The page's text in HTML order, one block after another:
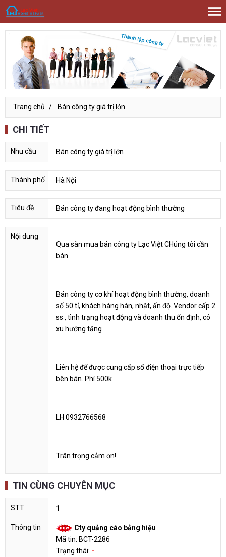
Trang chủ Bán công ty giá trị lớn
CHI TIẾT
Bán công ty giá trị lớn
Hà Nội
Bán công ty đang hoạt động bình thường
Qua sàn mua bán công ty Lạc Việt CHúng tôi cần
bán
Bán công ty cơ khí hoạt động bình thường, doanh
số 50 tỉ, khách hàng hàn, nhật, ấn độ. Vendor cấp 2
ss , tình trạng hoạt động và doanh thu ổn định, có
xu hướng tăng
Liên hệ để được cung cấp số điện thoại trực tiếp
bên bán. Phí 500k
LH 0932766568
Trân trọng cảm ơn!
TIN CÙNG CHUYÊN MỤC
1
Cty quảng cáo bảng hiệu
Mã tin: BCT-2286
Trạng thái: -